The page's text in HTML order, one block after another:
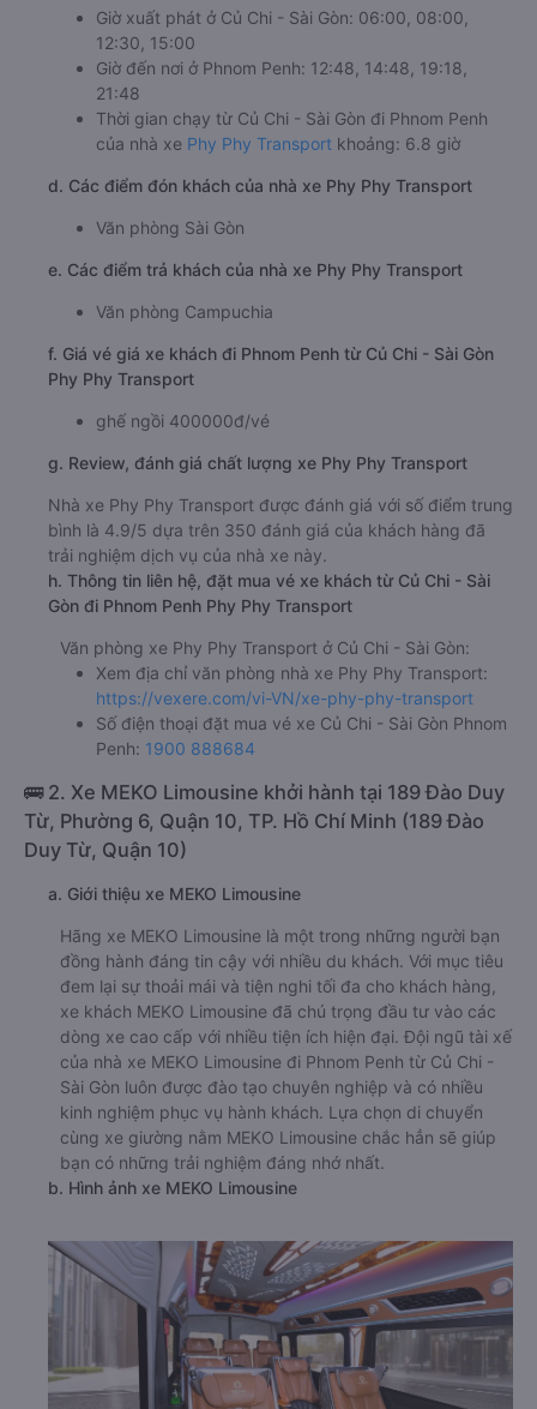
Giờ xuất phát ở Củ Chi - Sài Gòn: 06:00, 08:00,
12:30, 15:00
Giờ đến nơi ở Phnom Penh: 12:48, 14:48, 19:18,
21:48
Thời gian chạy từ Củ Chi - Sài Gòn đi Phnom Penh
của nhà xe Phy Phy Transport khoảng: 6.8 giờ
d. Các điểm đón khách của nhà xe Phy Phy Transport
Văn phòng Sài Gòn
e. Các điểm trả khách của nhà xe Phy Phy Transport
Văn phòng Campuchia
f. Giá vé giá xe khách đi Phnom Penh từ Củ Chi - Sài Gòn
Phy Phy Transport
ghế ngồi 400000đ/vé
g. Review, đánh giá chất lượng xe Phy Phy Transport
Nhà xe Phy Phy Transport được đánh giá với số điểm trung
bình là 4.9/5 dựa trên 350 đánh giá của khách hàng đã
trải nghiệm dịch vụ của nhà xe này.
h. Thông tin liên hệ, đặt mua vé xe khách từ Củ Chi - Sài
Gòn đi Phnom Penh Phy Phy Transport
Văn phòng xe Phy Phy Transport ở Củ Chi - Sài Gòn:
Xem địa chỉ văn phòng nhà xe Phy Phy Transport:
https://vexere.com/vi-VN/xe-phy-phy-transport
Số điện thoại đặt mua vé xe Củ Chi - Sài Gòn Phnom
Penh: 1900 888684
🚌 2. Xe MEKO Limousine khởi hành tại 189 Đào Duy
Từ, Phường 6, Quận 10, TP. Hồ Chí Minh (189 Đào
Duy Từ, Quận 10)
a. Giới thiệu xe MEKO Limousine
Hãng xe MEKO Limousine là một trong những người bạn
đồng hành đáng tin cậy với nhiều du khách. Với mục tiêu
đem lại sự thoải mái và tiện nghi tối đa cho khách hàng,
xe khách MEKO Limousine đã chú trọng đầu tư vào các
dòng xe cao cấp với nhiều tiện ích hiện đại. Đội ngũ tài xế
của nhà xe MEKO Limousine đi Phnom Penh từ Củ Chi -
Sài Gòn luôn được đào tạo chuyên nghiệp và có nhiều
kinh nghiệm phục vụ hành khách. Lựa chọn di chuyển
cùng xe giường nằm MEKO Limousine chắc hẳn sẽ giúp
bạn có những trải nghiệm đáng nhớ nhất.
b. Hình ảnh xe MEKO Limousine